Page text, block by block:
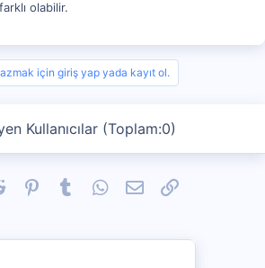
olabilir.
için giriş yap yada kayıt ol.
Kullanıcılar (Toplam:0)
Reddit PinterestTumblrWhatsApp
E-postaLink